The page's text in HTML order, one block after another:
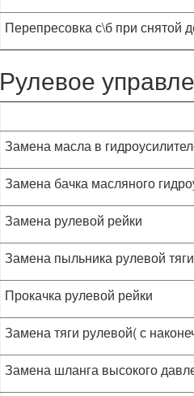
Перепресовка с\б при снятой
Рулевое
Замена масла в
Замена бачка масляного
Замена рулевой рейки
Замена пыльника рулевой
Прокачка рулевой рейки
Замена тяги рулевой( с
Замена шланга высокого